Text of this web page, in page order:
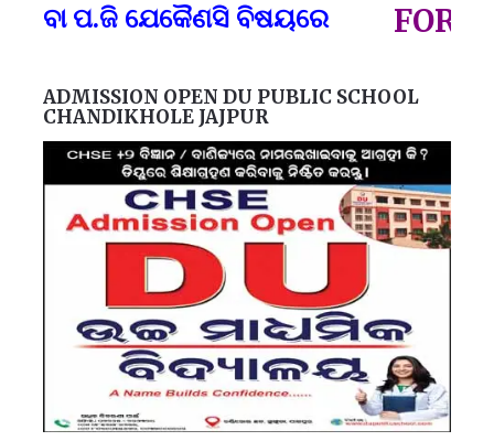
ପ.ଜି ଯେକୈଣସି ବିଷୟରେ FOR
ADMISSION OPEN DU PUBLIC SCHOOL
CHANDIKHOLE JAJPUR